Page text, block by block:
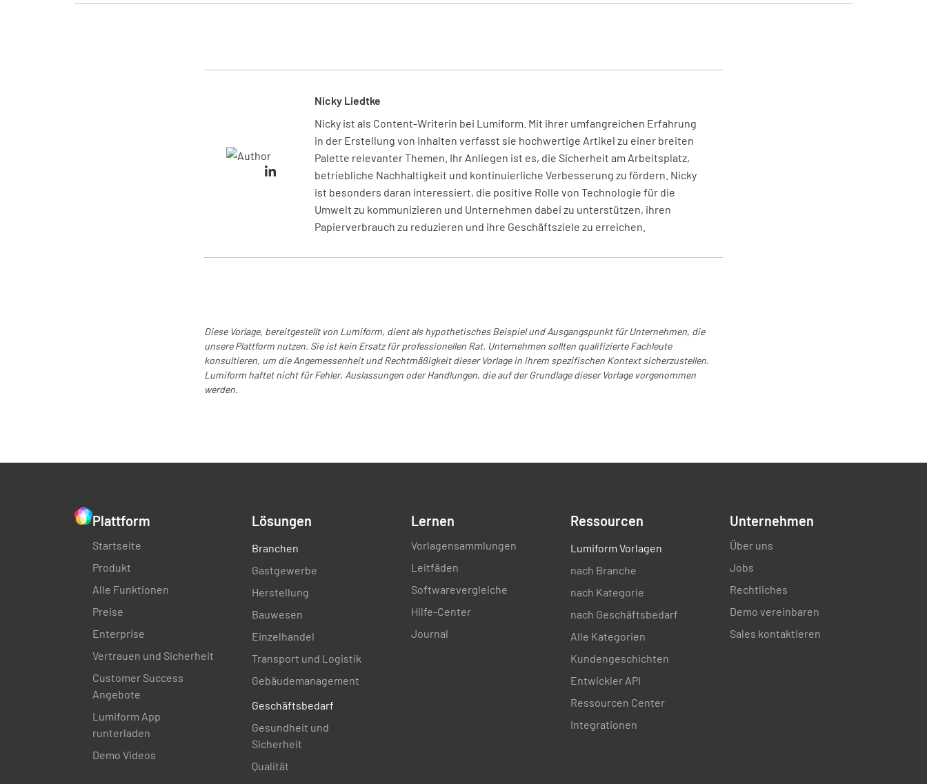
Kühlmittel wechseln
JA NEIN N/A
Luftfilter wechseln
JA NEIN N/A
Zündkerzen prüfen
JA NEIN
Zündkerzen wechseln
JA NEIN
Generator
Nicky Liedtke
Nicky ist als Content-Writerin bei Lumiform. Mit ihrer umfangreichen Erfahrung
in der Erstellung von Inhalten verfasst sie hochwertige Artikel zu einer breiten
Palette relevanter Themen. Ihr Anliegen ist es, die Sicherheit am Arbeitsplatz,
betriebliche Nachhaltigkeit und kontinuierliche Verbesserung zu fördern. Nicky
ist besonders daran interessiert, die positive Rolle von Technologie für die
Umwelt zu kommunizieren und Unternehmen dabei zu unterstützen, ihren
Papierverbrauch zu reduzieren und ihre Geschäftsziele zu erreichen.
Diese Vorlage, bereitgestellt von Lumiform, dient als hypothetisches Beispiel und Ausgangspunkt für Unternehmen, die
unsere Plattform nutzen. Sie ist kein Ersatz für professionellen Rat. Unternehmen sollten qualifizierte Fachleute
konsultieren, um die Angemessenheit und Rechtmäßigkeit dieser Vorlage in ihrem spezifischen Kontext sicherzustellen.
Lumiform haftet nicht für Fehler, Auslassungen oder Handlungen, die auf der Grundlage dieser Vorlage vorgenommen
werden.
Plattform
Startseite
Produkt
Alle Funktionen
Preise
Enterprise
Vertrauen und Sicherheit
Customer Success
Angebote
Lumiform App
runterladen
Demo Videos
Lösungen
Branchen
Gastgewerbe
Herstellung
Bauwesen
Einzelhandel
Transport und Logistik
Gebäudemanagement
Geschäftsbedarf
Gesundheit und
Sicherheit
Qualität
Lernen
Vorlagensammlungen
Leitfäden
Softwarevergleiche
Hilfe-Center
Journal
Ressourcen
Lumiform Vorlagen
nach Branche
nach Kategorie
nach Geschäftsbedarf
Alle Kategorien
Kundengeschichten
Entwickler API
Ressourcen Center
Integrationen
Unternehmen
Über uns
Jobs
Rechtliches
Demo vereinbaren
Sales kontaktieren